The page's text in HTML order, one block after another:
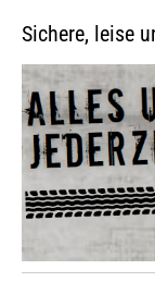
Sichere, leise